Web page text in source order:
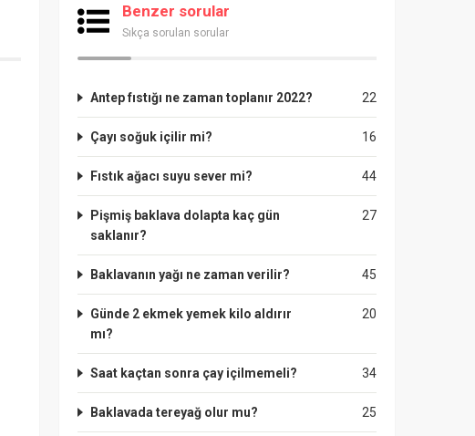
Benzer sorular
Sıkça sorulan sorular
22
Antep fıstığı ne zaman toplanır 2022?
16
Çayı soğuk içilir mi?
44
Fıstık ağacı suyu sever mi?
27
Pişmiş baklava dolapta kaç gün
saklanır?
45
Baklavanın yağı ne zaman verilir?
20
Günde 2 ekmek yemek kilo aldırır
mı?
34
Saat kaçtan sonra çay içilmemeli?
25
Baklavada tereyağ olur mu?